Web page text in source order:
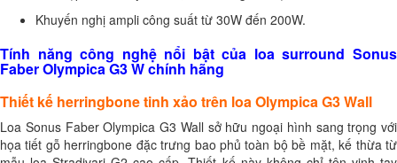
Khuyến nghị ampli công suất từ 30W đến 200W.
Tính năng công nghệ nổi bật của loa surround Sonus
Faber Olympica G3 W chính hãng
Thiết kế herringbone tinh xảo trên loa Olympica G3 Wall
Loa Sonus Faber Olympica G3 Wall sở hữu ngoại hình sang trọng với
họa tiết gỗ herringbone đặc trưng bao phủ toàn bộ bề mặt, kế thừa từ